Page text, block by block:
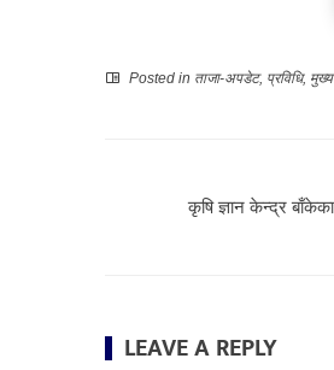
Posted in ताजा-अपडेट, प्रविधि, मुख्य
कृषि ज्ञान केन्द्र
LEAVE A REPLY